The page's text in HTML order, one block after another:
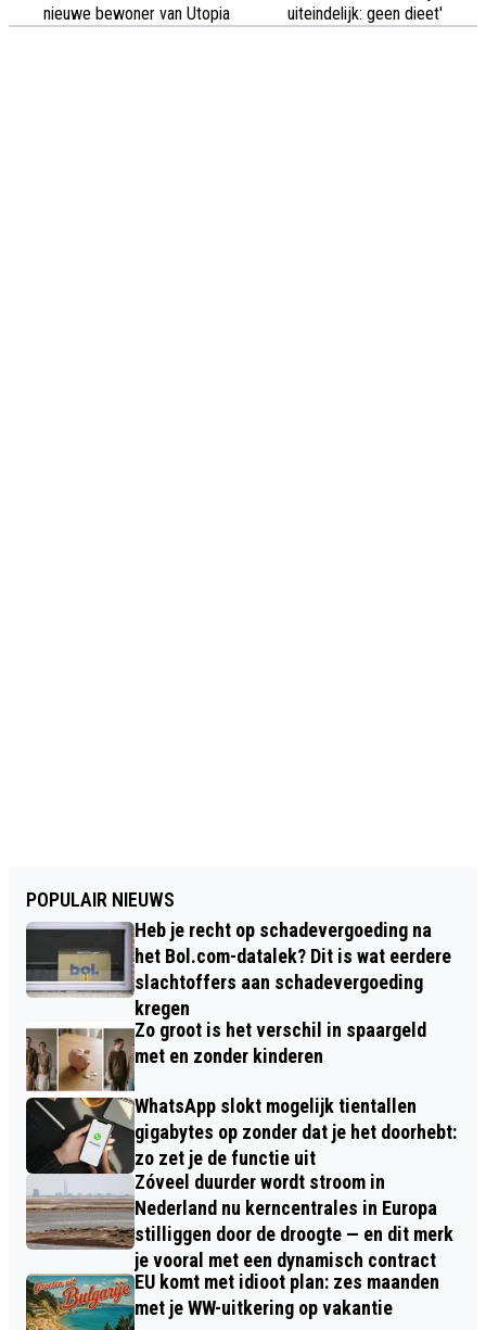
nieuwe bewoner van Utopia
uiteindelijk: geen dieet'
POPULAIR NIEUWS
Heb je recht op schadevergoeding na
het Bol.com-datalek? Dit is wat eerdere
slachtoffers aan schadevergoeding
kregen
Zo groot is het verschil in spaargeld
met en zonder kinderen
WhatsApp slokt mogelijk tientallen
gigabytes op zonder dat je het doorhebt:
zo zet je de functie uit
Zóveel duurder wordt stroom in
Nederland nu kerncentrales in Europa
stilliggen door de droogte — en dit merk
je vooral met een dynamisch contract
EU komt met idioot plan: zes maanden
met je WW-uitkering op vakantie